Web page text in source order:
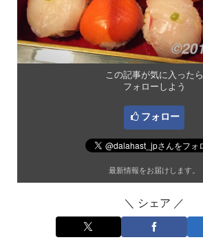
この記事が気に入ったら
フォローしよう
フォロー
最新情報をお届けします。
＼ シェア ／